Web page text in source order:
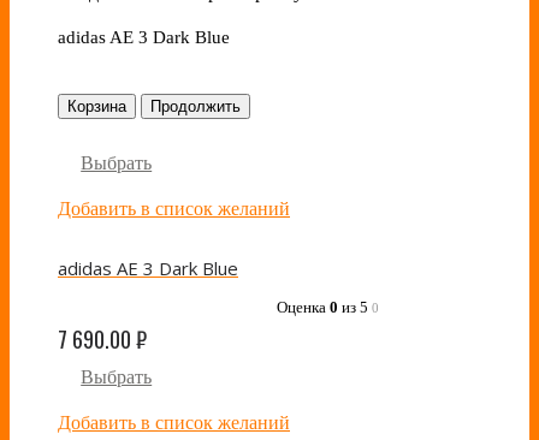
adidas AE 3 Dark Blue
Корзина Продолжить
Выбрать
Добавить в список желаний
adidas AE 3 Dark Blue
Оценка 0 из 5 0
7 690.00₽
Выбрать
Добавить в список желаний